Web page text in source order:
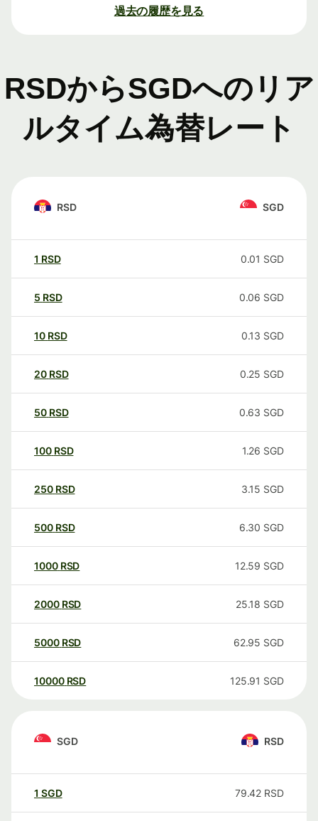
過去の履歴を見る
RSDからSGDへのリア
ルタイム為替レート
RSD SGD
1 RSD 0.01 SGD
5 RSD 0.06 SGD
10 RSD 0.13 SGD
20 RSD 0.25 SGD
50 RSD 0.63 SGD
100 RSD 1.26 SGD
250 RSD 3.15 SGD
500 RSD 6.30 SGD
1000 RSD 12.59 SGD
2000 RSD 25.18 SGD
5000 RSD 62.95 SGD
10000 RSD 125.91 SGD
SGD RSD
1 SGD 79.42 RSD